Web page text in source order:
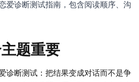
爱诊断测试指南，包含阅读顺序、沟
题重要
诊断测试：把结果变成对话而不是争